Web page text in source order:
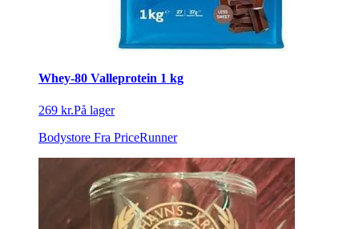
Whey-80 Valleprotein 1 kg
269 kr.På lager
Bodystore Fra PriceRunner